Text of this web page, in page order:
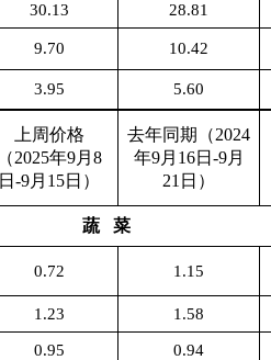
30.13 28.81
9.70 10.42
3.95 5.60
上周价格
（2025年9月8
日-9月15日）
去年同期（2024
年9月16日-9月
21日）
蔬 菜
0.72 1.15
1.23 1.58
0.95 0.94